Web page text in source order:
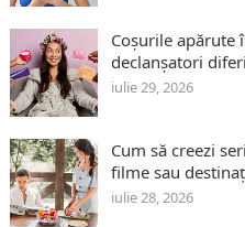
Coșurile apărute
declanșatori
iulie 29, 2026
Cum să creezi
filme sau
iulie 28, 2026